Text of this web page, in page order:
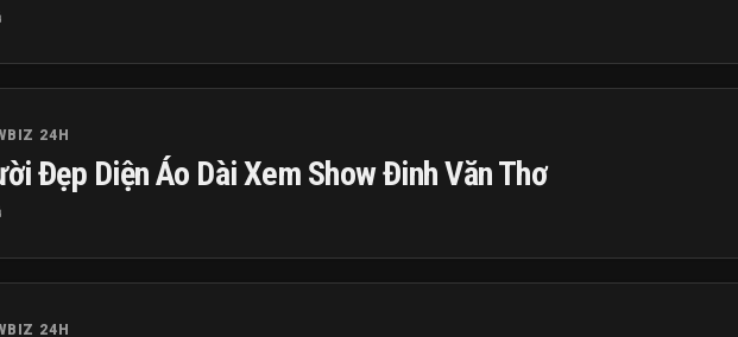
24H
Đẹp Diện Áo Dài Xem Show Đinh Văn Thơ
24H